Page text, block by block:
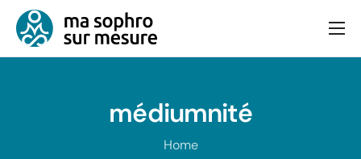
Consultation
médiumnité
Home